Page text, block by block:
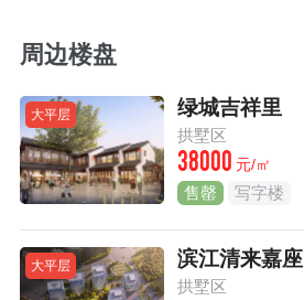
周边楼盘
大平层 绿城吉祥里
拱墅区
38000 元/㎡
售罄 写字楼
大平层 滨江清来嘉座
拱墅区